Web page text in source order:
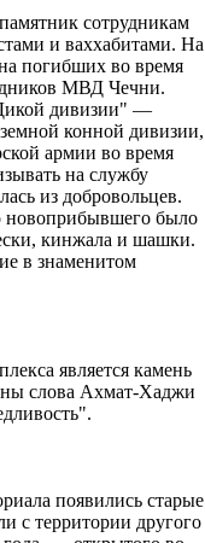
сотрудникам
и ваххабитами. На
погибших во время
МВД Чечни.
дивизии" —
конной дивизии,
армии во время
на службу
из добровольцев.
новоприбывшего было
кинжала и шашки.
в знаменитом
является камень
слова Ахмат-Хаджи
появились старые
с территории другого